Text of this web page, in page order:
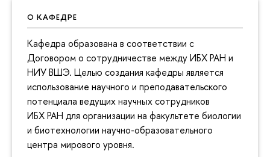
О КАФЕДРЕ
Кафедра образована в соответствии с
Договором о сотрудничестве между ИБХ РАН и
НИУ ВШЭ. Целью создания кафедры является
использование научного и преподавательского
потенциала ведущих научных сотрудников
ИБХ РАН для организации на факультете биологии
и биотехнологии научно-образовательного
центра мирового уровня.